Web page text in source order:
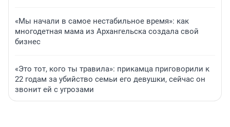
«Мы начали в самое нестабильное время»: как
многодетная мама из Архангельска создала свой
бизнес
«Это тот, кого ты травила»: прикамца приговорили к
22 годам за убийство семьи его девушки, сейчас он
звонит ей с угрозами